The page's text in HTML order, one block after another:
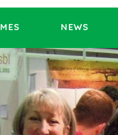
NEWS